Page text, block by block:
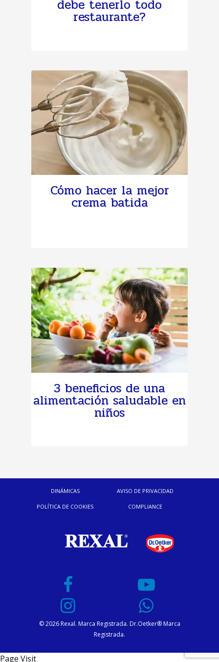
debe tenerlo todo
restaurante?
Cómo hacer la mejor
crema batida
3 beneficios de una
alimentación saludable en
niños
DINÁMICAS AVISO DE PRIVACIDAD
POLÍTICA DE COOKIES COMPLIANCE
© 2026 Rexal. Marca Registrada. Dr.Oetker® Marca
Registrada.
Page Visit